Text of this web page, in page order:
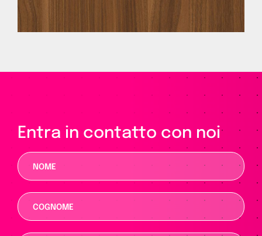
Entra in contatto con noi